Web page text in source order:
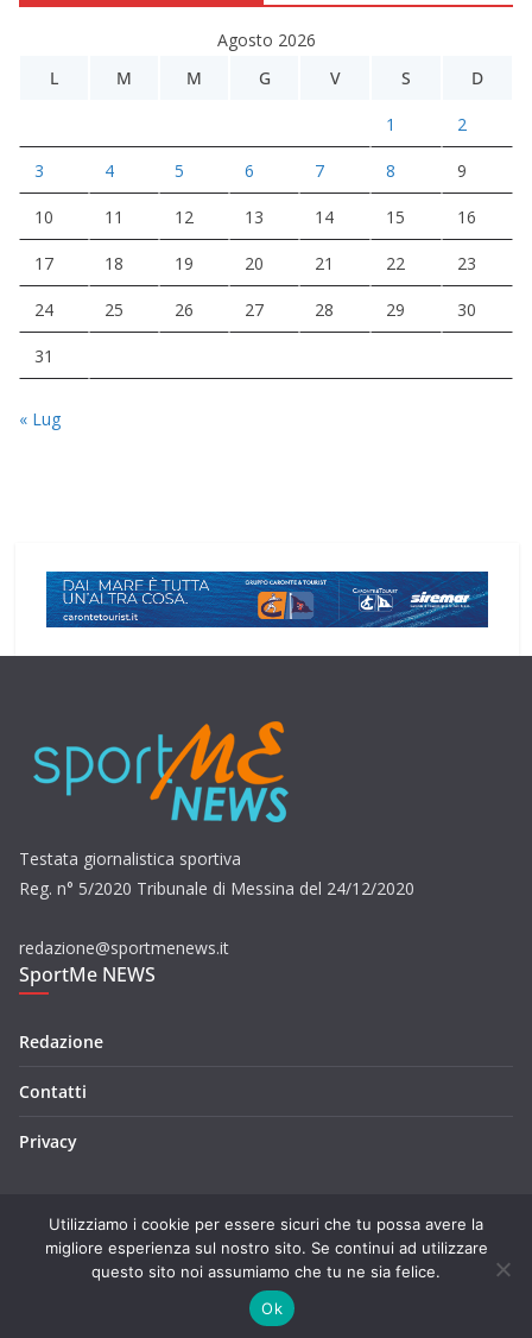
Agosto 2026
L
M M G V S D
1 2
3 4 5 6 7 8 9
10 11 12 13 14 15 16
17 18 19 20 21 22 23
24 25 26 27 28 29 30
31
« Lug
Testata giornalistica sportiva
Reg. n° 5/2020 Tribunale di Messina del 24/12/2020
redazione@sportmenews.it
SportMe NEWS
Redazione
Contatti
Privacy
Copyright © 2026SportMe NEWS. Tutti i diritti riservati.
di ThemeGrill. Powered by
Utilizziamo i cookie per essere sicuri che tu possa avere la
migliore esperienza sul nostro sito. Se continui ad utilizzare
questo sito noi assumiamo che tu ne sia felice.
Ok